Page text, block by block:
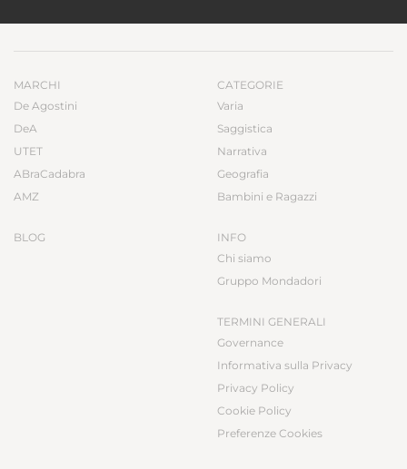
MARCHI
De Agostini
DeA
UTET
ABraCadabra
AMZ
BLOG
CATEGORIE
Varia
Saggistica
Narrativa
Geografia
Bambini e Ragazzi
INFO
Chi siamo
Gruppo Mondadori
TERMINI GENERALI
Governance
Informativa sulla Privacy
Privacy Policy
Cookie Policy
Preferenze Cookies